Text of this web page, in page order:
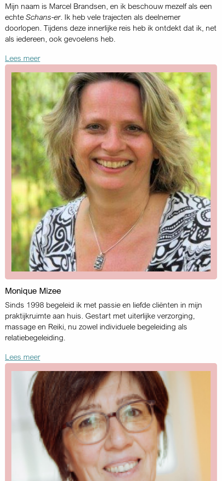
Mijn naam is Marcel Brandsen, en ik beschouw mezelf als een
echte Schans-er. Ik heb vele trajecten als deelnemer
doorlopen. Tijdens deze innerlijke reis heb ik ontdekt dat ik, net
als iedereen, ook gevoelens heb.
Lees meer
Monique Mizee
Sinds 1998 begeleid ik met passie en liefde cliënten in mijn
praktijkruimte aan huis. Gestart met uiterlijke verzorging,
massage en Reiki, nu zowel individuele begeleiding als
relatiebegeleiding.
Lees meer